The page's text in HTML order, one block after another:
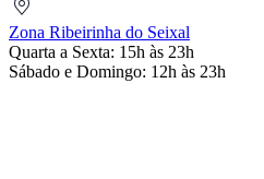
do
Seixal
Zona Ribeirinha do Seixal
Quarta a Sexta: 15h às 23h
Sábado e Domingo: 12h às 23h